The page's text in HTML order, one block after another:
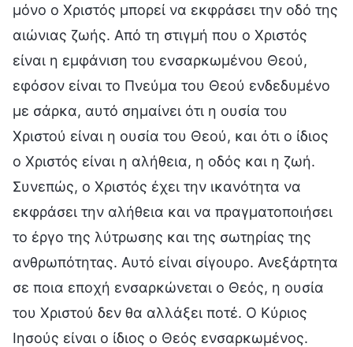
μόνο ο Χριστός μπορεί να εκφράσει την οδό της
αιώνιας ζωής. Από τη στιγμή που ο Χριστός
είναι η εμφάνιση του ενσαρκωμένου Θεού,
εφόσον είναι το Πνεύμα του Θεού ενδεδυμένο
με σάρκα, αυτό σημαίνει ότι η ουσία του
Χριστού είναι η ουσία του Θεού, και ότι ο ίδιος
ο Χριστός είναι η αλήθεια, η οδός και η ζωή.
Συνεπώς, ο Χριστός έχει την ικανότητα να
εκφράσει την αλήθεια και να πραγματοποιήσει
το έργο της λύτρωσης και της σωτηρίας της
ανθρωπότητας. Αυτό είναι σίγουρο. Ανεξάρτητα
σε ποια εποχή ενσαρκώνεται ο Θεός, η ουσία
του Χριστού δεν θα αλλάξει ποτέ. Ο Κύριος
Ιησούς είναι ο ίδιος ο Θεός ενσαρκωμένος.